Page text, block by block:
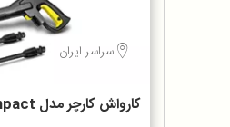
سراسر ایران
کارواش کارچر مدل K5 Compact